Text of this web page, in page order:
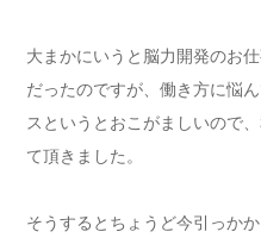
大まかにいうと脳力開発のお
だったのですが、働き方に悩
スというとおこがましいので
て頂きました。
そうするとちょうど今引っか